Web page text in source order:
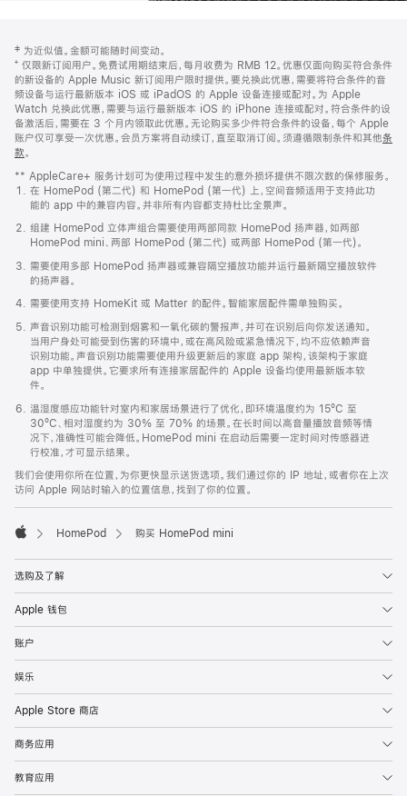
页
页
脚
注
‡ 为近似值。金额可能随时间变动。
⁺ 仅限新订阅用户。免费试用期结束后，每月收费为 RMB 12。优惠仅面向购买符合条件
的新设备的 Apple Music 新订阅用户限时提供。要兑换此优惠，需要将符合条件的音
频设备与运行最新版本 iOS 或 iPadOS 的 Apple 设备连接或配对。为 Apple
Watch 兑换此优惠，需要与运行最新版本 iOS 的 iPhone 连接或配对。符合条件的设
备激活后，需要在 3 个月内领取此优惠。无论购买多少件符合条件的设备，每个 Apple
账户仅可享受一次优惠。会员方案将自动续订，直至取消订阅。须遵循限制条件和其他条
款。
窗
口
中
打
开)
** AppleCare+ 服务计划可为使用过程中发生的意外损坏提供不限次数的保修服务。
在 HomePod (第二代) 和 HomePod (第一代) 上，空间音频适用于支持此功
能的 app 中的兼容内容。并非所有内容都支持杜比全景声。
组建 HomePod 立体声组合需要使用两部同款 HomePod 扬声器，如两部
HomePod mini、两部 HomePod (第二代) 或两部 HomePod (第一代)。
需要使用多部 HomePod 扬声器或兼容隔空播放功能并运行最新隔空播放软件
的扬声器。
需要使用支持 HomeKit 或 Matter 的配件。智能家居配件需单独购买。
声音识别功能可检测到烟雾和一氧化碳的警报声，并可在识别后向你发送通知。
当用户身处可能受到伤害的环境中，或在高风险或紧急情况下，均不应依赖声音
识别功能。声音识别功能需要使用升级更新后的家庭 app 架构，该架构于家庭
app 中单独提供。它要求所有连接家居配件的 Apple 设备均使用最新版本软
件。
温湿度感应功能针对室内和家居场景进行了优化，即环境温度约为 15ºC 至
30ºC、相对湿度约为 30% 至 70% 的场景。在长时间以高音量播放音频等情
况下，准确性可能会降低。HomePod mini 在启动后需要一定时间对传感器进
行校准，才可显示结果。
我们会使用你所在位置，为你更快显示送货选项。我们通过你的 IP 地址，或者你在上次
访问 Apple 网站时输入的位置信息，找到了你的位置。
HomePod 购买 HomePod mini
选购及了解
Apple 钱包
账户
娱乐
Apple Store 商店
商务应用
教育应用